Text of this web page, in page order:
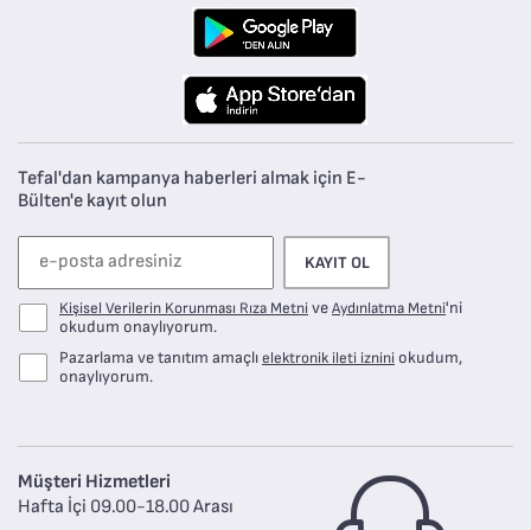
Tefal'dan kampanya haberleri almak için E-
Bülten'e kayıt olun
KAYIT OL
Kişisel Verilerin Korunması Rıza MetniveAydınlatma Metni'ni
okudum onaylıyorum.
Pazarlama ve tanıtım amaçlıelektronik ileti iznini okudum,
onaylıyorum.
Müşteri Hizmetleri
Hafta İçi 09.00-18.00 Arası